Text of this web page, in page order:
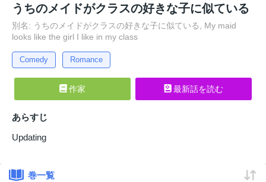
うちのメイドがクラスの好きな子に似ている
別名: うちのメイドがクラスの好きな子に似ている, My maid
looks like the girl I like in my class
Comedy Romance
作家 最新話を読む
あらすじ
Updating
巻一覧